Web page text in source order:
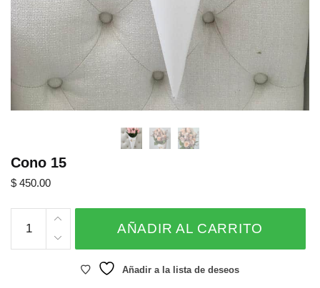
Cono 15
$ 450.00
cantidad
AÑADIR AL CARRITO
Añadir a la lista de deseos